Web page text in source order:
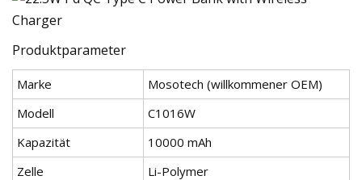
Produktparameter
Marke
Mosotech (willkommener OEM)
Modell
C1016W
Kapazität
10000 mAh
Zelle
Li-Polymer